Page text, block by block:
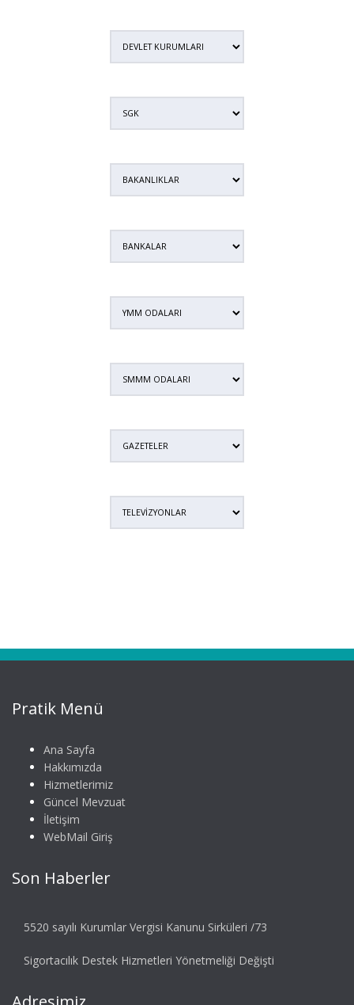
Pratik Menü
Ana Sayfa
Hakkımızda
Hizmetlerimiz
Güncel Mevzuat
İletişim
WebMail Giriş
Son Haberler
5520 sayılı Kurumlar Vergisi Kanunu Sirküleri /73
Sigortacılık Destek Hizmetleri Yönetmeliği Değişti